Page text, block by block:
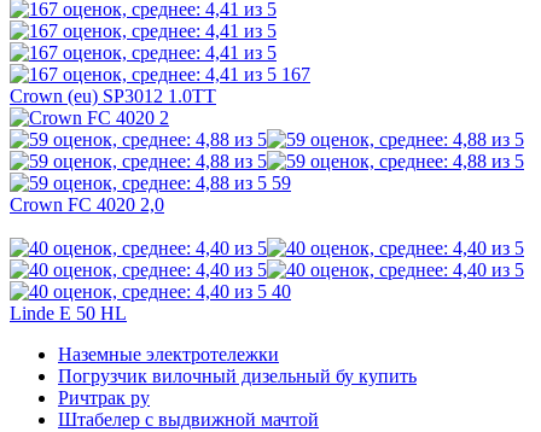
167
Crown (eu) SP3012 1.0TT
59
Crown FC 4020 2,0
40
Linde E 50 HL
Наземные электротележки
Погрузчик вилочный дизельный бу купить
Ричтрак ру
Штабелер с выдвижной мачтой